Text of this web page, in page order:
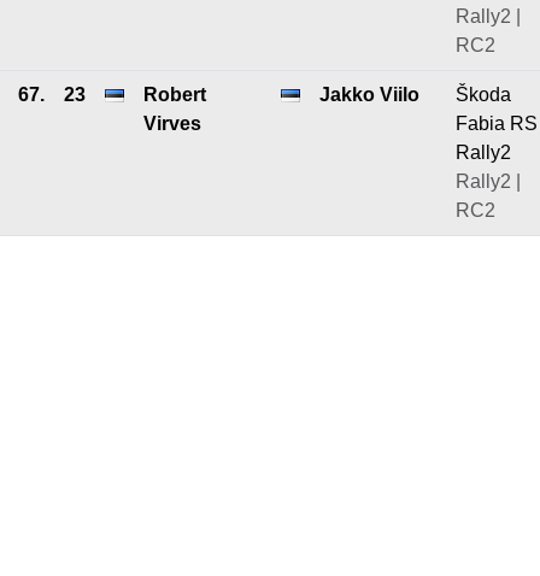
Rally2 |
RC2
67. 23
Robert
Virves
Jakko Viilo
Škoda
Fabia RS
Rally2
Rally2 |
RC2